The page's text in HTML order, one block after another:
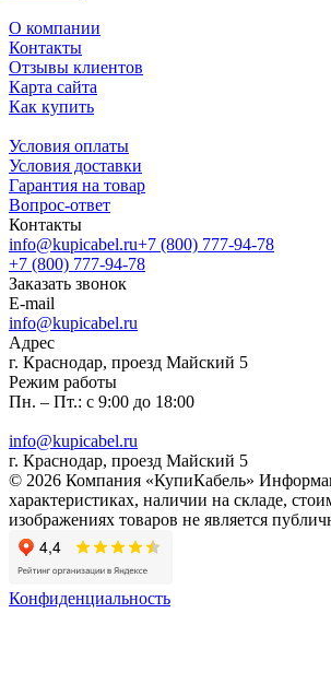
О компании
Контакты
Отзывы клиентов
Карта сайта
Как купить
Условия оплаты
Условия доставки
Гарантия на товар
Вопрос-ответ
Контакты
info@kupicabel.ru+7 (800) 777-94-78
+7 (800) 777-94-78
Заказать звонок
E-mail
info@kupicabel.ru
Адрес
г. Краснодар, проезд Майский 5
Режим работы
Пн. – Пт.: с 9:00 до 18:00
info@kupicabel.ru
г. Краснодар, проезд Майский 5
© 2026 Компания «КупиКабель»
характеристиках, наличии на складе,
изображениях товаров не является
Конфиденциальность